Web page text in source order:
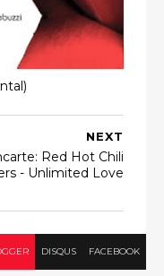
NEXT
Red Hot Chili
- Unlimited Love
DISQUS FACEBOOK